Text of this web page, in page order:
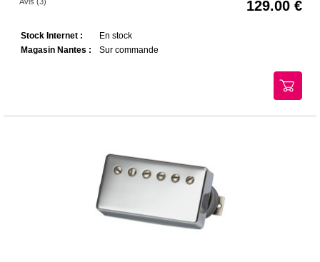
129.00
Stock Internet :
En stock
Magasin Nantes :
Sur commande